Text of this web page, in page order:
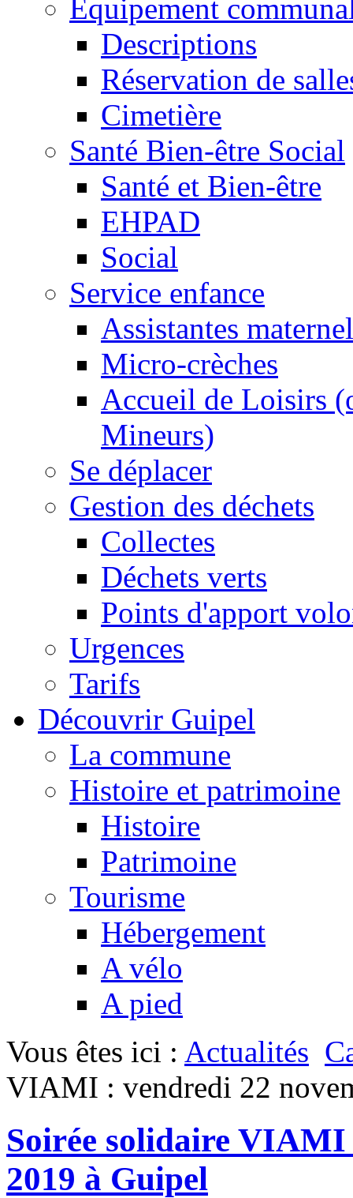
Equipement
Descriptions
Réservation de
Cimetière
Santé Bien-être Social
Santé et Bien-être
EHPAD
Social
Service enfance
Assistantes
Micro-crèches
Accueil de Loisirs
Mineurs)
Se déplacer
Gestion des déchets
Collectes
Déchets verts
Points d'apport
Urgences
Tarifs
Découvrir Guipel
La commune
Histoire et patrimoine
Histoire
Patrimoine
Tourisme
Hébergement
A vélo
A pied
Vous êtes ici : Actualités
VIAMI : vendredi 22
Soirée solidaire
2019 à Guipel